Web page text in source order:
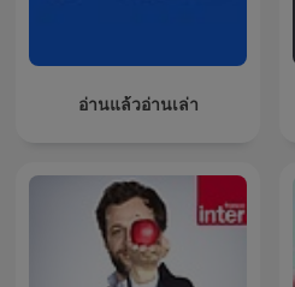
อ่านแล้วอ่านเล่า